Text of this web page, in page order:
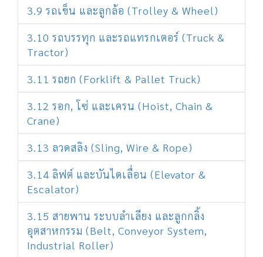
3.9 รถเข็น และลูกล้อ (Trolley & Wheel)
3.10 รถบรรทุก และรถแทรกเตอร์ (Truck &
Tractor)
3.11 รถยก (Forklift & Pallet Truck)
3.12 รอก, โซ่ และเครน (Hoist, Chain &
Crane)
3.13 ลวดสลิง (Sling, Wire & Rope)
3.14 ลิฟต์ และบันไดเลื่อน (Elevator &
Escalator)
3.15 สายพาน ระบบลำเลียง และลูกกลิ้ง
อุตสาหกรรม (Belt, Conveyor System,
Industrial Roller)